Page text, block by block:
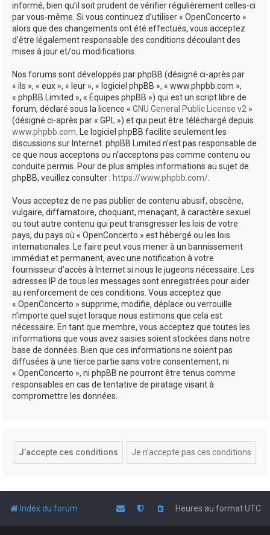
informé, bien qu’il soit prudent de vérifier régulièrement celles-ci
par vous-même. Si vous continuez d’utiliser « OpenConcerto »
alors que des changements ont été effectués, vous acceptez
d’être légalement responsable des conditions découlant des
mises à jour et/ou modifications.
Nos forums sont développés par phpBB (désigné ci-après par
« ils », « eux », « leur », « logiciel phpBB », « www.phpbb.com »,
« phpBB Limited », « Équipes phpBB ») qui est un script libre de
forum, déclaré sous la licence « GNU General Public License v2 »
(désigné ci-après par « GPL ») et qui peut être téléchargé depuis
www.phpbb.com. Le logiciel phpBB facilite seulement les
discussions sur Internet. phpBB Limited n’est pas responsable de
ce que nous acceptons ou n’acceptons pas comme contenu ou
conduite permis. Pour de plus amples informations au sujet de
phpBB, veuillez consulter : https://www.phpbb.com/.
Vous acceptez de ne pas publier de contenu abusif, obscène,
vulgaire, diffamatoire, choquant, menaçant, à caractère sexuel
ou tout autre contenu qui peut transgresser les lois de votre
pays, du pays où « OpenConcerto » est hébergé ou les lois
internationales. Le faire peut vous mener à un bannissement
immédiat et permanent, avec une notification à votre
fournisseur d’accès à Internet si nous le jugeons nécessaire. Les
adresses IP de tous les messages sont enregistrées pour aider
au renforcement de ces conditions. Vous acceptez que
« OpenConcerto » supprime, modifie, déplace ou verrouille
n’importe quel sujet lorsque nous estimons que cela est
nécessaire. En tant que membre, vous acceptez que toutes les
informations que vous avez saisies soient stockées dans notre
base de données. Bien que ces informations ne soient pas
diffusées à une tierce partie sans votre consentement, ni
« OpenConcerto », ni phpBB ne pourront être tenus comme
responsables en cas de tentative de piratage visant à
compromettre les données.
Index du forum Heures au formatUTC